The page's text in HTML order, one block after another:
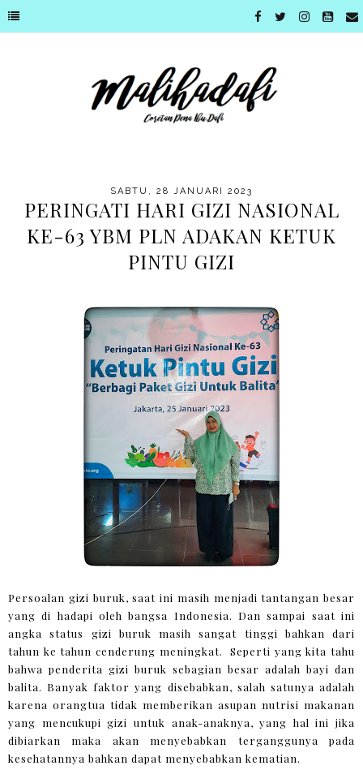
SABTU, 28 JANUARI 2023
PERINGATI HARI GIZI NASIONAL
KE-63 YBM PLN ADAKAN KETUK
PINTU GIZI
Persoalan gizi buruk, saat ini masih menjadi tantangan besar
yang di hadapi oleh bangsa Indonesia. Dan sampai saat ini
angka status gizi buruk masih sangat tinggi bahkan dari
tahun ke tahun cenderung meningkat. Seperti yang kita tahu
bahwa penderita gizi buruk sebagian besar adalah bayi dan
balita. Banyak faktor yang disebabkan, salah satunya adalah
karena orangtua tidak memberikan asupan nutrisi makanan
yang mencukupi gizi untuk anak-anaknya, yang hal ini jika
dibiarkan maka akan menyebabkan terganggunya pada
kesehatannya bahkan dapat menyebabkan kematian.